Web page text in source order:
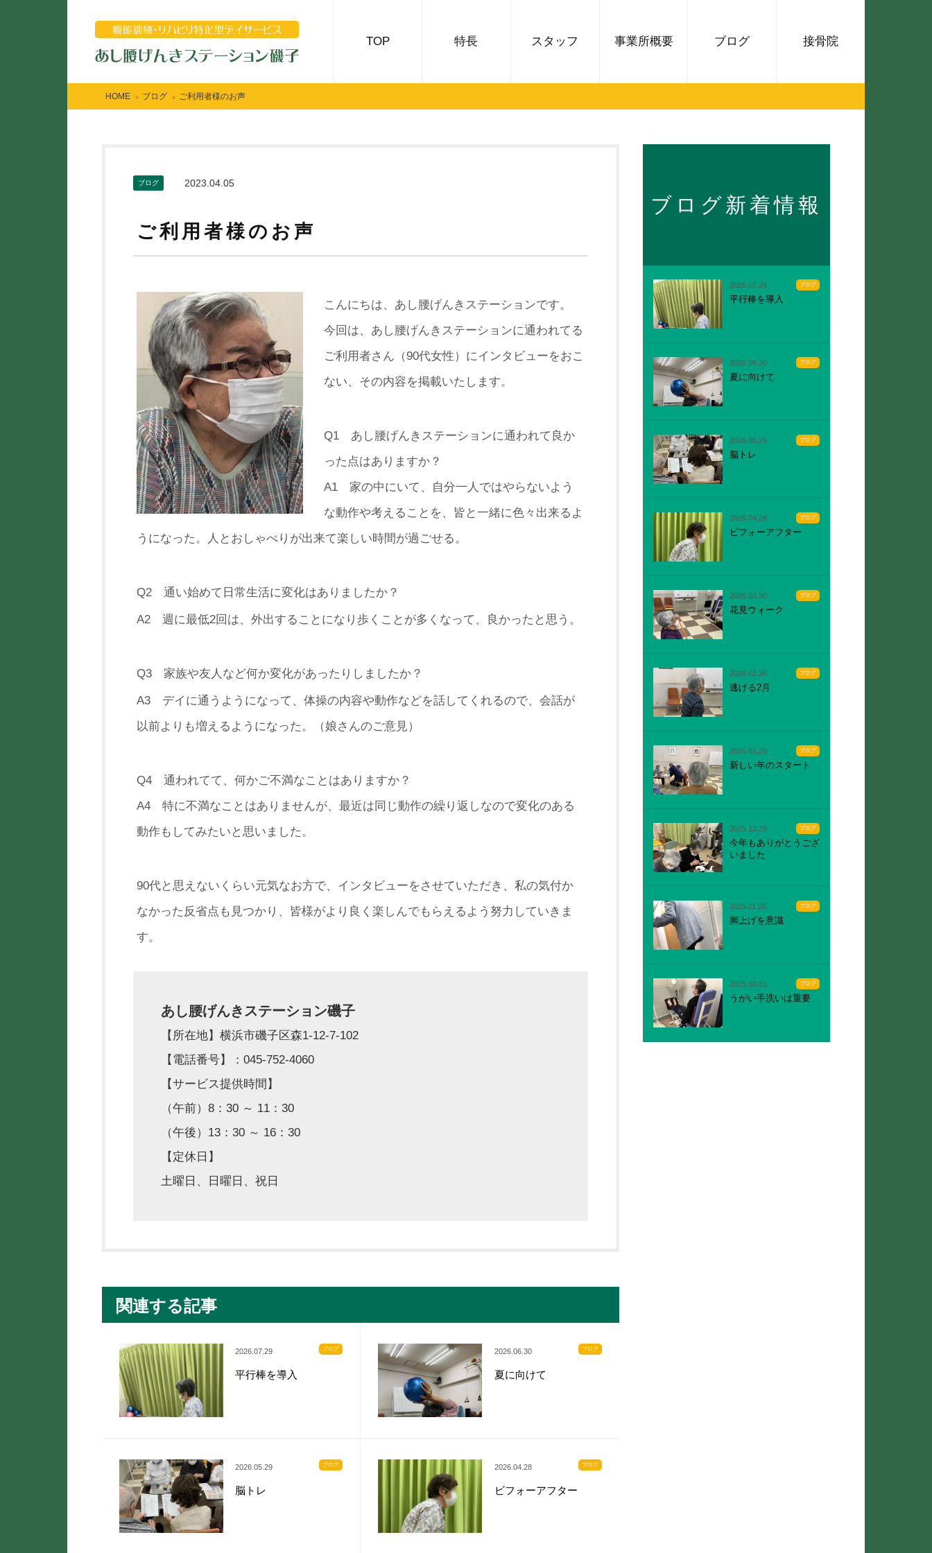
TOP 特長 スタッフ 事業所概要 ブログ 接骨院
HOME > ブログ > ご利用者様のお声
ブログ 2023.04.05
ご利用者様のお声
こんにちは、あし腰げんきステーションです。
今回は、あし腰げんきステーションに通われてる
ご利用者さん（90代女性）にインタビューをおこ
ない、その内容を掲載いたします。
Q1 あし腰げんきステーションに通われて良か
った点はありますか？
A1 家の中にいて、自分一人ではやらないよう
な動作や考えることを、 皆と一緒に色々出来るよ
うになった。人とおしゃべりが出来て楽しい時間が過ごせる。
Q2 通い始めて日常生活に変化はありましたか？
A2 週に最低2回は、外出することになり歩くことが多くなって、良かったと思う 。
Q3 家族や友人など何か変化があったりしましたか？
A3 デイに通うようになって、体操の内容や動作などを話してくれるので、会話が
以前よりも増えるようになった。（娘さんのご意見）
Q4 通われてて、何かご不満なことはありますか？
A4 特に不満なことはありませんが、最近は同じ動作の繰り返しなので変化のある
動作もしてみたいと思いました。
90代と思えないくらい元気なお方で、インタビューをさせていただき、私の気付か
なかった反省点も見つかり、皆様がより良く楽しんでもらえるよう努力していきま
す。
あし腰げんきステーション磯子
【所在地】横浜市磯子区森1-12-7-102
【電話番号】：045-752-4060
【サービス提供時間】
（午前）8：30 ～ 11：30
（午後）13：30 ～ 16：30
【定休日】
土曜日、日曜日、祝日
関連する記事
ブログ
2026.07.29
平行棒を導入
ブログ
2026.06.30
夏に向けて
ブログ
2026.05.29
脳トレ
ブログ
2026.04.28
ビフォーアフター
ブログ新着情報
2026.07.29 ブログ
平行棒を導入
2026.06.30 ブログ
夏に向けて
2026.05.29 ブログ
脳トレ
2026.04.28 ブログ
ビフォーアフター
2026.03.30 ブログ
花見ウォーク
2026.02.26 ブログ
逃げる2月
2026.01.29 ブログ
新しい年のスタート
2025.12.29 ブログ
今年もありがとうござ
いました
2025.11.28 ブログ
脚上げを意識
2025.10.31 ブログ
うがい手洗いは重要